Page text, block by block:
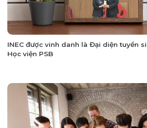
INEC được vinh danh là Đại diện tuyển
Học viện PSB